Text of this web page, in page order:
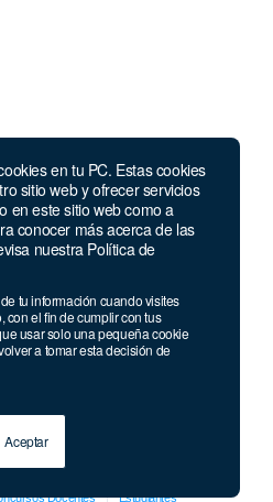
en tu PC. Estas cookies
sitio web y ofrecer servicios
en este sitio web como a
conocer más acerca de las
nuestra Política de
tu información cuando visites
con el fin de cumplir con tus
usar solo una pequeña cookie
a tomar esta decisión de
Aceptar
8 a.m. a 2 p.m.
40 39
Docentes
Estudiantes